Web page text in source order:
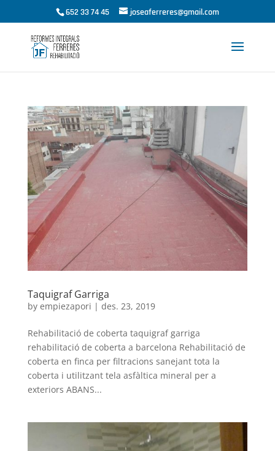
652 33 74 45 joseaferreres@gmail.com
Taquigraf Garriga
by empiezapori | des. 23, 2019
Rehabilitació de coberta taquigraf garriga
rehabilitació de coberta a barcelona Rehabilitació de
coberta en finca per filtracions sanejant tota la
coberta i utilitzant tela asfàltica mineral per a
exteriors ABANS...